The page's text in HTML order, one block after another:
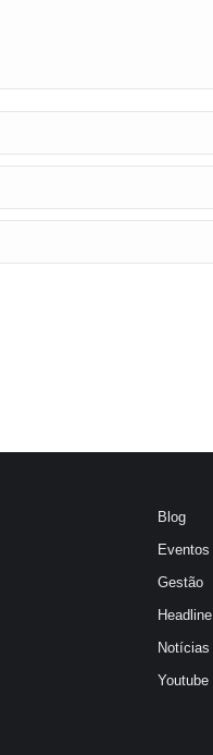
Blog
Eventos
Gestão
Headline
Notícias
Youtube